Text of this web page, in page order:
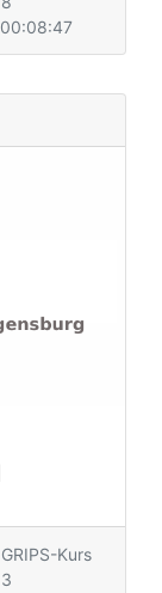
00:08:47
GRIPS-Kurs
3